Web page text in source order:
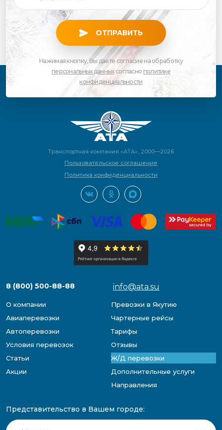
ОТПРАВИТЬ
Нажимая кнопку, Вы даете согласие на обработку
персональных данныхсогласно политике
конфиденциальности
Транспортная компания «АТА», 2000—2026
Пользовательское соглашение
Политика конфиденциальности
8 (800) 500-88-88 info@ata.su
О компании
Превозки в Якутию
Авиаперевозки
Чартерные рейсы
Автоперевозки
Тарифы
Условия перевозок
Отзывы
Статьи
Ж/Д перевозки
Акции
Дополнительные услуги
Направления
Представительство в Вашем городе: